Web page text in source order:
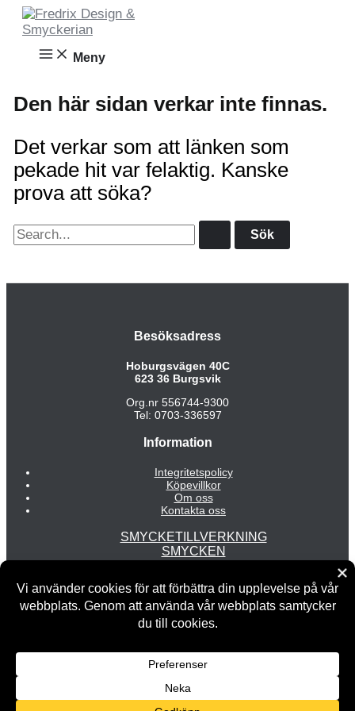
Hoppa
Meny
Den här sidan verkar inte finnas.
Det verkar som att länken som
pekade hit var felaktig. Kanske
prova att söka?
Sök
efter:
Besöksadress
Hoburgsvägen 40C
623 36 Burgsvik
Org.nr 556744-9300
Tel: 0703-336597
Information
Integritetspolicy
Köpevillkor
Om oss
Kontakta oss
SMYCKETILLVERKNING
SMYCKEN
REA
Copyright © 2026 Fredrix Design & Smyckerian | Powered by
Fredrix Design & Smyckerian